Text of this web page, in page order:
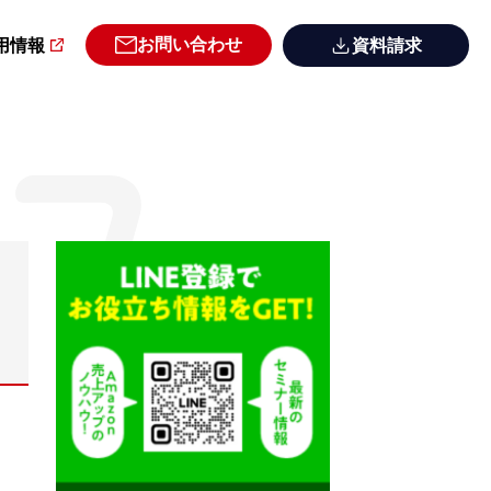
情報 お問い合わせ 資料請求